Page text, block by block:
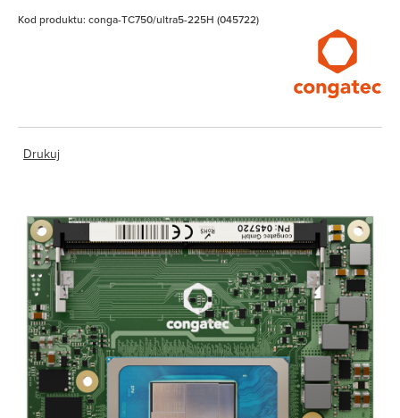
Kod produktu: conga-TC750/ultra5-225H (045722)
Drukuj